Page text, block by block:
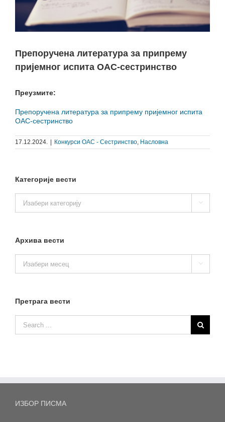
Препоручена литература за припрему
пријемног испита ОАС-сестринство
Преузмите:
Препоручена литература за припрему пријемног испита
ОАС-сестринство
17.12.2024. Конкурси ОАС - Сестринство, Насловна
Категорије вести
вести

Архива вести
вести

Претрага вести
ИЗБОР ПИСМА